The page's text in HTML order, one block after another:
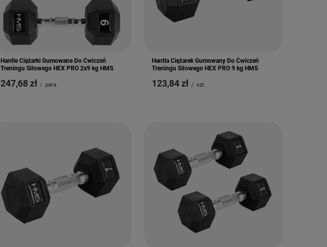
Hantle Ciężarki Gumowane Do Ćwiczeń
Treningu Siłowego HEX PRO 2x9 kg HMS
247,68 zł / para
Hantla Ciężarek Gumowany Do Ćwiczeń
Treningu Siłowego HEX PRO 9 kg HMS
123,84 zł / szt.